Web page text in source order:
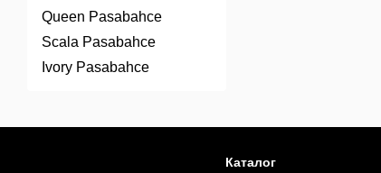
Queen Pasabahce
Scala Pasabahce
Ivory Pasabahce
Каталог